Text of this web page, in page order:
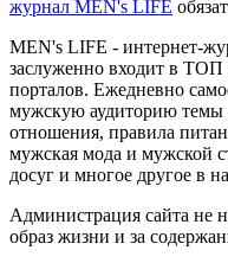
журнал MEN's LIFE
MEN's LIFE - интернет-
заслуженно входит в
порталов. Ежедневно
мужскую аудиторию темы
отношения, правила
мужская мода и мужской
досуг и многое другое в
Администрация сайта не
образ жизни и за